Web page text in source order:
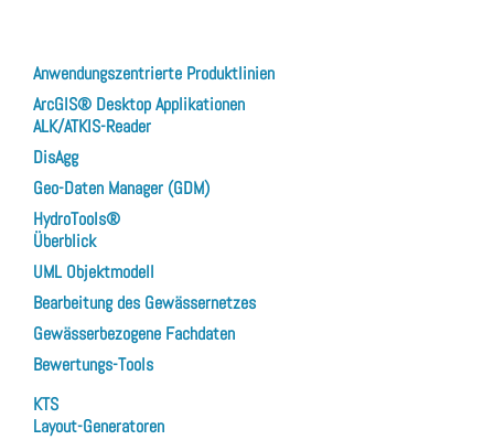
Anwendungszentrierte Produktlinien
ArcGIS® Desktop Applikationen
ALK/ATKIS-Reader
DisAgg
Geo-Daten Manager (GDM)
HydroTools®
Überblick
UML Objektmodell
Bearbeitung des Gewässernetzes
Gewässerbezogene Fachdaten
Bewertungs-Tools
KTS
Layout-Generatoren